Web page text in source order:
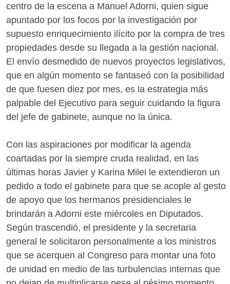
centro de la escena a Manuel Adorni, quien sigue
apuntado por los focos por la investigación por
supuesto enriquecimiento ilícito por la compra de tres
propiedades desde su llegada a la gestión nacional.
El envío desmedido de nuevos proyectos legislativos,
que en algún momento se fantaseó con la posibilidad
de que fuesen diez por mes, es la estrategia más
palpable del Ejecutivo para seguir cuidando la figura
del jefe de gabinete, aunque no la única.
Con las aspiraciones por modificar la agenda
coartadas por la siempre cruda realidad, en las
últimas horas Javier y Karina Milei le extendieron un
pedido a todo el gabinete para que se acople al gesto
de apoyo que los hermanos presidenciales le
brindarán a Adorni este miércoles en Diputados.
Según trascendió, el presidente y la secretaria
general le solicitaron personalmente a los ministros
que se acerquen al Congreso para montar una foto
de unidad en medio de las turbulencias internas que